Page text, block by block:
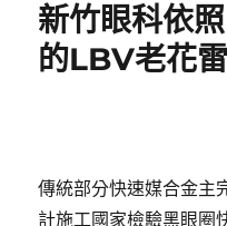
新竹眼科依
的LBV老花
傳統部分快速媒合金主
計施工國家檢驗黑眼圈